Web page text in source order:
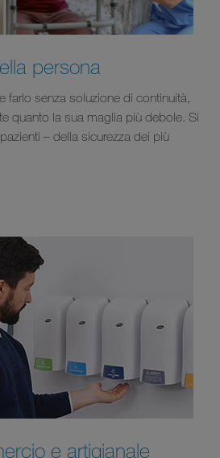
persona
farlo senza soluzione di continuità,
quanto la sua maglia più debole. Si
– della sicurezza dei più
e artigianale